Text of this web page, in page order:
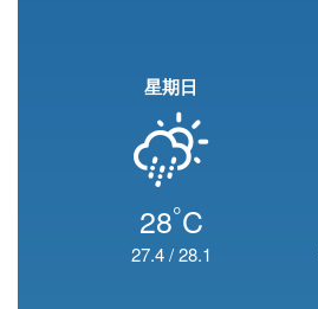
星期日
28°C
27.4/28.1